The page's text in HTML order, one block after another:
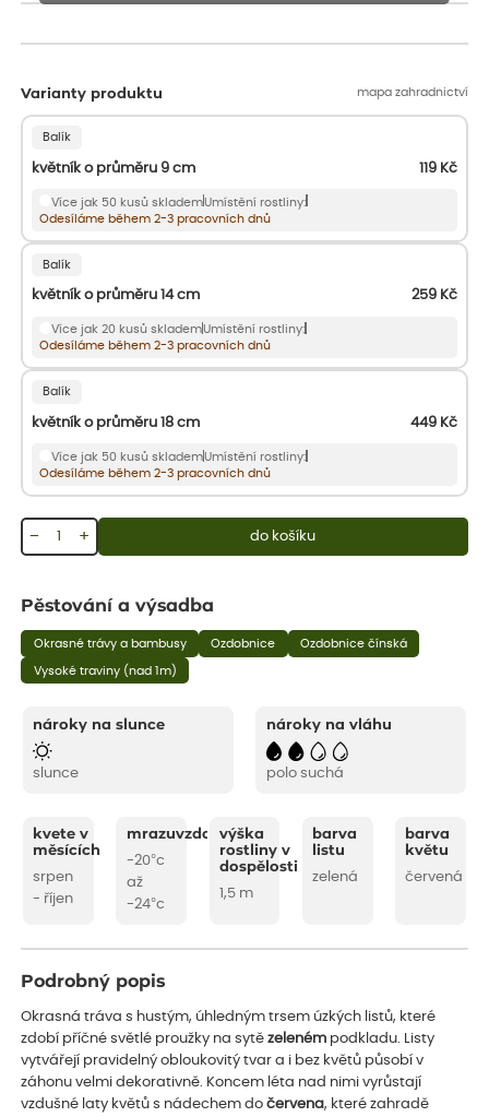
Varianty produktu mapa zahradnictví
Balík
květník o průměru 9 cm 119 Kč
Více jak 50 kusů sklademUmístění rostliny:
Odesíláme během 2-3 pracovních dnů
Balík
květník o průměru 14 cm 259 Kč
Více jak 20 kusů sklademUmístění rostliny:
Odesíláme během 2-3 pracovních dnů
Balík
květník o průměru 18 cm 449 Kč
Více jak 50 kusů sklademUmístění rostliny:
Odesíláme během 2-3 pracovních dnů
+
− do košíku
Rostliny mohou být také sestřiženy níže, než je uvedená výška,
Pěstování a výsadba
Okrasné trávy a bambusy Ozdobnice Ozdobnice čínská
Vysoké traviny (nad 1m)
nároky na slunce
slunce
nároky na vláhu
polo suchá
kvete v
měsících
srpen
- říjen
mrazuvzdornost
-20°c
až
-24°c
výška
rostliny v
dospělosti
1,5 m
barva
listu
zelená
barva
květu
červená
Podrobný popis
Okrasná tráva s hustým, úhledným trsem úzkých listů, které
zdobí příčné světlé proužky na sytězeleném podkladu. Listy
vytvářejí pravidelný obloukovitý tvar a i bez květů působí v
záhonu velmi dekorativně. Koncem léta nad nimi vyrůstají
vzdušné laty květů s nádechem dočervena, které zahradě